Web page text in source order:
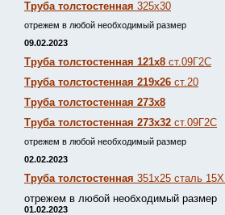
Труба толстостенная 325х30
отрежем в любой необходимый размер
09.02.2023
Труба толстостенная 121х8 ст.09Г2С
Труба толстостенная 219х26 ст.20
Труба толстостенная 273х8
Труба толстостенная 273х32 ст.09Г2С
отрежем в любой необходимый размер
02.02.2023
Труба толстостенная 351х25 сталь 15Х
отрежем в любой необходимый размер
01.02.2023